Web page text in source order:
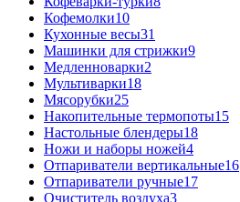
Кофемолки10
Кухонные весы31
Машинки для стрижки9
Медленноварки2
Мультиварки18
Мясорубки25
Накопительные термопоты15
Настольные блендеры18
Ножи и наборы ножей4
Отпариватели вертикальные16
Отпариватели ручные17
Очиститель воздуха3